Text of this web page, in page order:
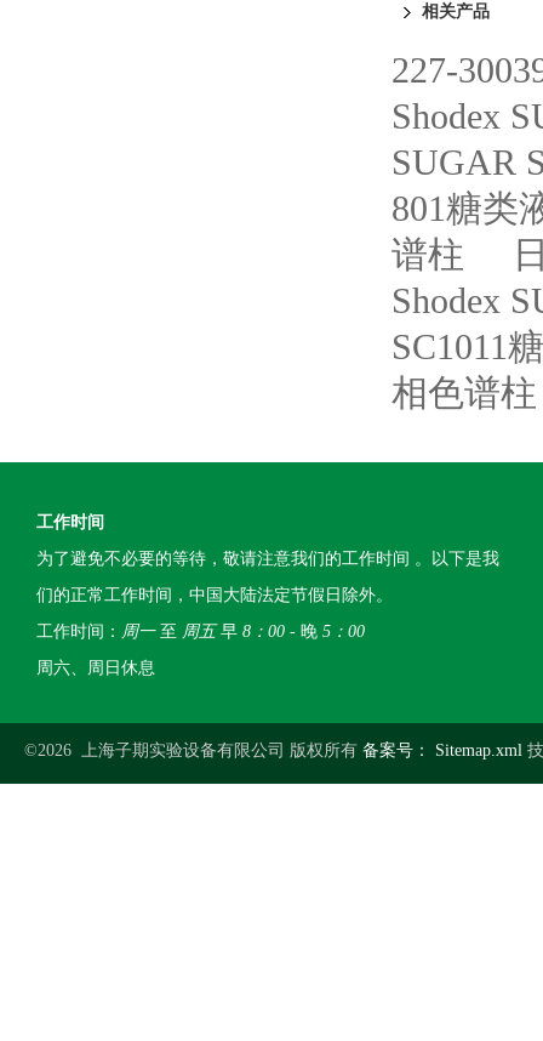
相关产品
227-
Shodex
SUGAR
801糖类
谱柱
Shodex
SC1011
相色谱柱
工作时间
为了避免不必要的等待，敬请注意我们的工作时间 。以下是我
们的正常工作时间，中国大陆法定节假日除外。
工作时间： 周一至 周五早 8：00 - 晚 5：00
周六、周日休息
©2026 上海子期实验设备有限公司 版权所有 备案号： Sitemap.xml